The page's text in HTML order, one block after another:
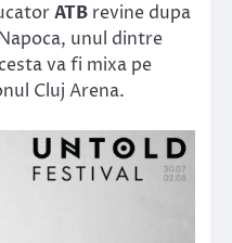
ATB revine dupa
unul dintre
va fi mixa pe
Cluj Arena.